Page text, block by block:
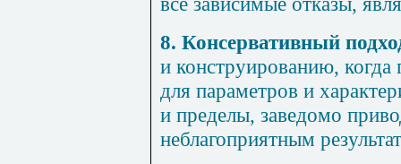
8. Консервативный
и конструированию, когда
для параметров и
и пределы, заведомо
неблагоприятным